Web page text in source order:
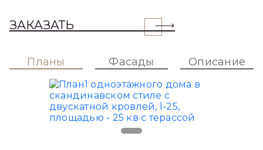
ЗАКАЗАТЬ
Планы Фасады Описание